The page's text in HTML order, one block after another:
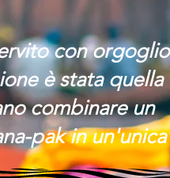
con orgoglio
è stata quella
combinare un
pak in un'unica